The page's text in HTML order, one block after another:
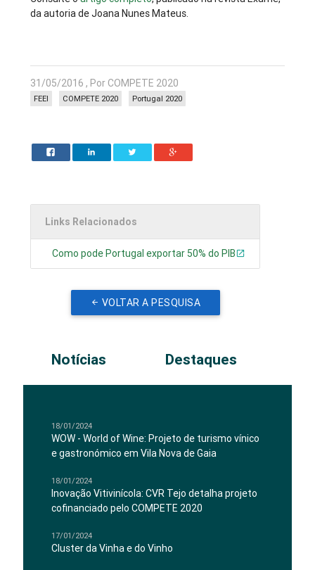
da autoria de Joana Nunes Mateus.
31/05/2016 , Por COMPETE 2020
Portugal 2020
COMPETE 2020
FEEI
Links Relacionados
Como pode Portugal exportar 50% do PIB
VOLTAR A PESQUISA
Notícias Destaques
18/01/2024
WOW - World of Wine: Projeto de turismo vínico
e gastronómico em Vila Nova de Gaia
18/01/2024
Inovação Vitivinícola: CVR Tejo detalha projeto
cofinanciado pelo COMPETE 2020
17/01/2024
Cluster da Vinha e do Vinho